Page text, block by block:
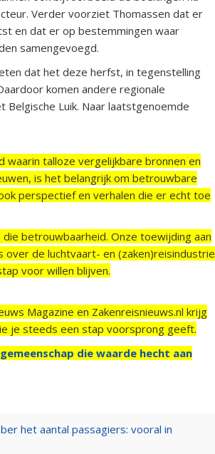
Verder voorziet Thomassen dat er
en dat er op bestemmingen waar
samengevoegd.
dat het deze herfst, in tegenstelling
komen andere regionale
Belgische Luik. Naar laatstgenoemde
waarin talloze vergelijkbare bronnen en
is het belangrijk om betrouwbare
perspectief en verhalen die er echt toe
betrouwbaarheid. Onze toewijding aan
over de luchtvaart- en (zaken)reisindustrie
voor willen blijven.
Magazine en Zakenreisnieuws.nl krijg
je steeds een stap voorsprong geeft.
die waarde hecht aan
het aantal passagiers: vooral in